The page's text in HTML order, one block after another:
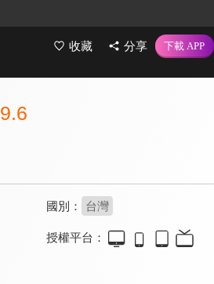
收藏 分享
9.6
國別： 台灣
授權平台：